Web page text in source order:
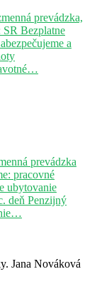
prevádzka,
Bezplatne
a
prevádzka
pracovné
ubytovanie
deň Penzijný
Jana Nováková